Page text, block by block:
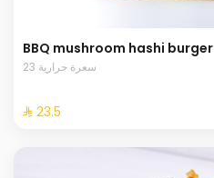
BBQ mushroom hashi burger
23 سعرة حرارية
⁨⁦‪‬ 23.5⁩